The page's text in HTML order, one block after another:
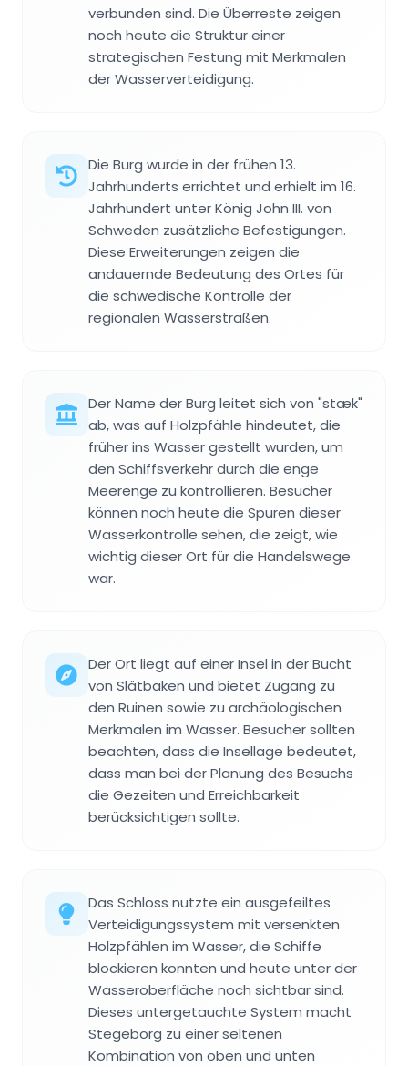
verbunden sind. Die Überreste zeigen
noch heute die Struktur einer
strategischen Festung mit Merkmalen
der Wasserverteidigung.
Die Burg wurde in der frühen 13.
Jahrhunderts errichtet und erhielt im 16.
Jahrhundert unter König John III. von
Schweden zusätzliche Befestigungen.
Diese Erweiterungen zeigen die
andauernde Bedeutung des Ortes für
die schwedische Kontrolle der
regionalen Wasserstraßen.
Der Name der Burg leitet sich von "stæk"
ab, was auf Holzpfähle hindeutet, die
früher ins Wasser gestellt wurden, um
den Schiffsverkehr durch die enge
Meerenge zu kontrollieren. Besucher
können noch heute die Spuren dieser
Wasserkontrolle sehen, die zeigt, wie
wichtig dieser Ort für die Handelswege
war.
Der Ort liegt auf einer Insel in der Bucht
von Slätbaken und bietet Zugang zu
den Ruinen sowie zu archäologischen
Merkmalen im Wasser. Besucher sollten
beachten, dass die Insellage bedeutet,
dass man bei der Planung des Besuchs
die Gezeiten und Erreichbarkeit
berücksichtigen sollte.
Das Schloss nutzte ein ausgefeiltes
Verteidigungssystem mit versenkten
Holzpfählen im Wasser, die Schiffe
blockieren konnten und heute unter der
Wasseroberfläche noch sichtbar sind.
Dieses untergetauchte System macht
Stegeborg zu einer seltenen
Kombination von oben und unten